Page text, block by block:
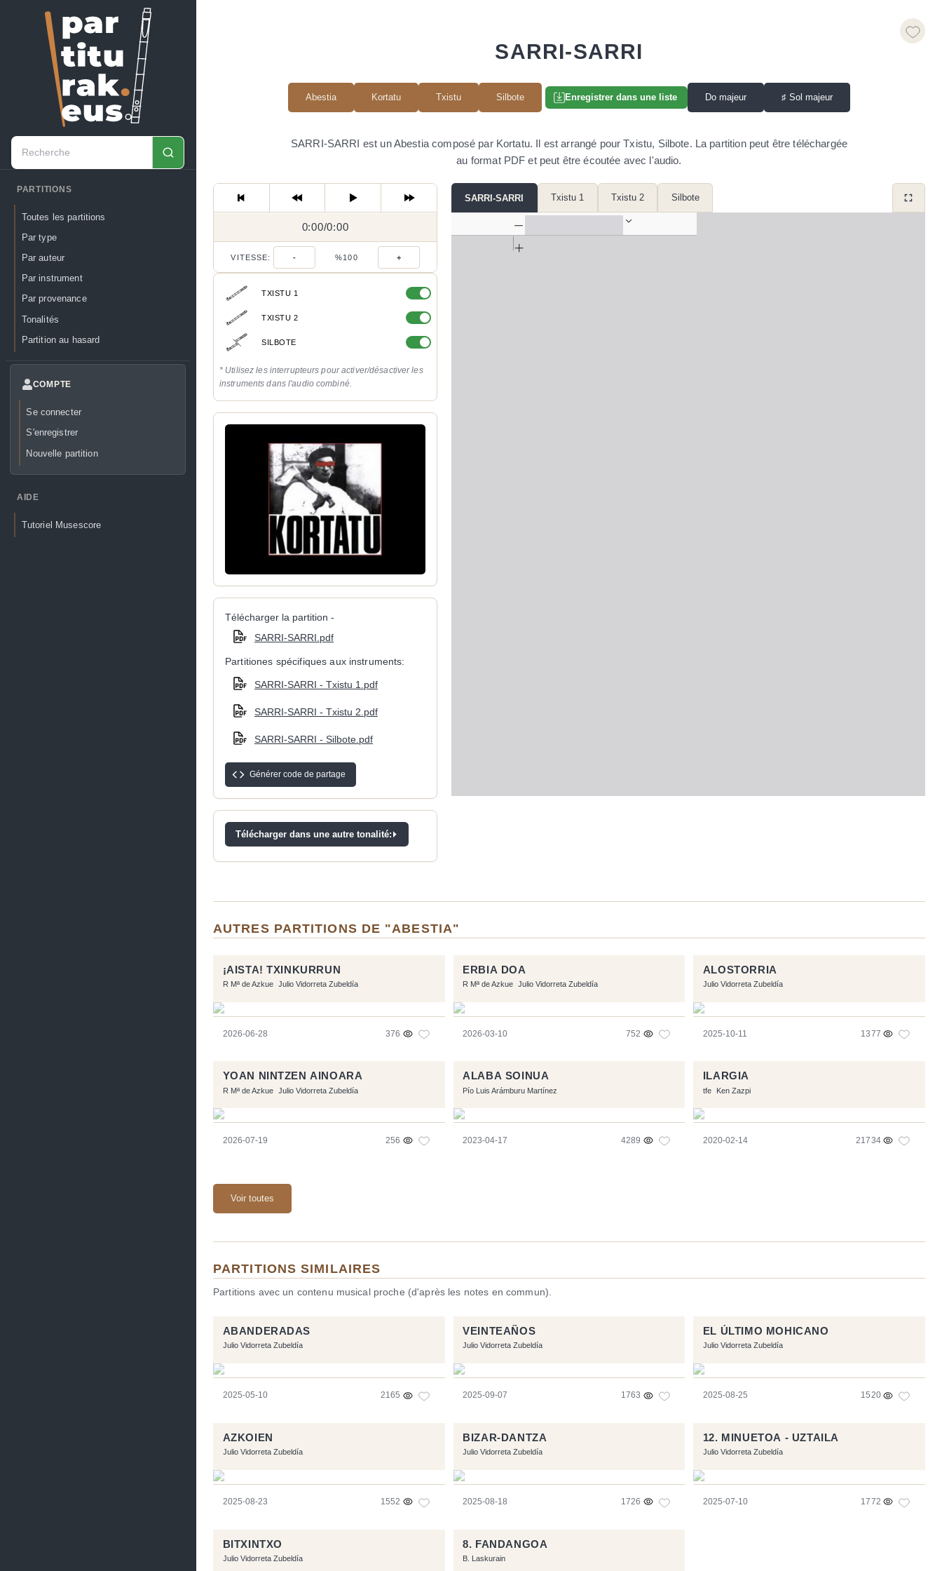
PARTITIONS
Toutes les partitions
Par type
Par auteur
Par instrument
Par provenance
Tonalités
Partition au hasard
COMPTE
Se connecter
S'enregistrer
Nouvelle partition
AIDE
Tutoriel Musescore
SARRI-SARRI
Abestia Kortatu Txistu Silbote Enregistrer dans une liste Do majeur ♯Sol majeur
SARRI-SARRI est un Abestia composé par Kortatu. Il est arrangé pour Txistu, Silbote. La partition peut être téléchargée
au format PDF et peut être écoutée avec l'audio.
0:00/
0:00/0:00
VITESSE: - %100 +
TXISTU 1
TXISTU 2
SILBOTE
* Utilisez les interrupteurs pour activer/désactiver les
instruments dans l'audio combiné.
Télécharger la partition -
SARRI-SARRI.pdf
Partitiones spécifiques aux instruments:
SARRI-SARRI - Txistu 1.pdf
SARRI-SARRI - Txistu 2.pdf
SARRI-SARRI - Silbote.pdf
Générer code de partage
Télécharger dans une autre tonalité:
SARRI-SARRI Txistu 1 Txistu 2 Silbote
AUTRES PARTITIONS DE "ABESTIA"
¡AISTA! TXINKURRUN
R Mª de Azkue Julio Vidorreta Zubeldía
2026-06-28 376
ERBIA DOA
R Mª de Azkue Julio Vidorreta Zubeldía
2026-03-10 752
ALOSTORRIA
Julio Vidorreta Zubeldía
2025-10-11 1377
YOAN NINTZEN AINOARA
R Mª de Azkue Julio Vidorreta Zubeldía
2026-07-19 256
ALABA SOINUA
Pío Luis Arámburu Martínez
2023-04-17 4289
ILARGIA
tfe Ken Zazpi
2020-02-14 21734
Voir toutes
PARTITIONS SIMILAIRES
Partitions avec un contenu musical proche (d'après les notes en commun).
ABANDERADAS
Julio Vidorreta Zubeldía
2025-05-10 2165
VEINTEAÑOS
Julio Vidorreta Zubeldía
2025-09-07 1763
EL ÚLTIMO MOHICANO
Julio Vidorreta Zubeldía
2025-08-25 1520
AZKOIEN
Julio Vidorreta Zubeldía
2025-08-23 1552
BIZAR-DANTZA
Julio Vidorreta Zubeldía
2025-08-18 1726
12. MINUETOA - UZTAILA
Julio Vidorreta Zubeldía
2025-07-10 1772
BITXINTXO
Julio Vidorreta Zubeldía
8. FANDANGOA
B. Laskurain